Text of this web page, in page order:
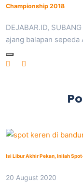
Championship 2018
DEJABAR.ID,
ajang balapan
Isi Libur Akhir Pekan, Inilah
20 August 2020